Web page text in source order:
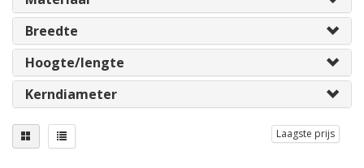
Breedte
Hoogte/lengte
Kerndiameter
Laagste prijs